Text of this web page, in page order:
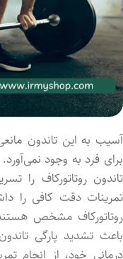
آسیب به این تاندون
برای فرد به وجود
تاندون روتاتورکاف را
تمرینات دقت کافی را
روتاتورکاف مشخص
باعث تشدید پارگی
درمانی خود، از انجام